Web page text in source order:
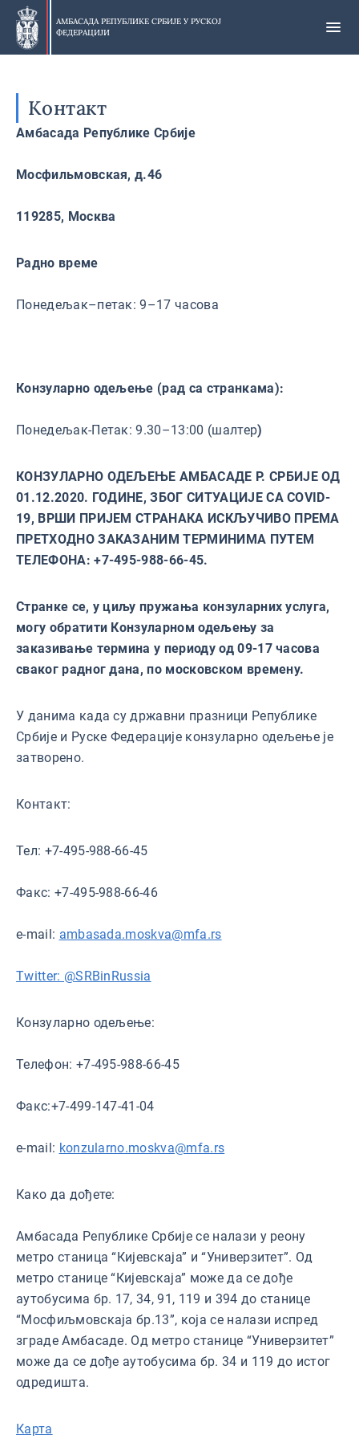
Прескочи
главни
део
АМБАСАДА РЕПУБЛИКЕ СРБИЈЕ У РУСКОЈ
ФЕДЕРАЦИЈИ
Контакт
Амбасада Републике Србије
Мосфильмовская, д.46
119285, Москва
Радно време
Понедељак–петак: 9–17 часова
Конзуларно одељење (рад са странкама):
Понедељак-Петак: 9.30–13:00 (шалтер)
КОНЗУЛАРНО ОДЕЉЕЊЕ АМБАСАДЕ Р. СРБИЈЕ ОД
01.12.2020. ГОДИНЕ, ЗБОГ СИТУАЦИЈЕ СА COVID-
19, ВРШИ ПРИЈЕМ СТРАНАКА ИСКЉУЧИВО ПРЕМА
ПРЕТХОДНО ЗАКАЗАНИМ ТЕРМИНИМА ПУТЕМ
ТЕЛЕФОНА: +7-495-988-66-45.
Странке се, у циљу пружања конзуларних услуга,
могу обратити Конзуларном одељењу за
заказивање термина у периоду од 09-17 часова
сваког радног дана, по московском времену.
У данима када су државни празници Републике
Србије и Руске Федерације конзуларно одељење је
затворено.
Контакт:
Тел: +7-495-988-66-45
Факс: +7-495-988-66-46
e-mail: ambasada.moskva@mfa.rs
Twitter: @SRBinRussia
Конзуларно одељење:
Телефон: +7-495-988-66-45
Факс:+7-499-147-41-04
e-mail: konzularno.moskva@mfa.rs
Како да дођете:
Амбасада Републике Србије се налази у реону
метро станица “Кијевскаја” и “Универзитет”. Од
метро станице “Кијевскаја” може да се дође
аутобусима бр. 17, 34, 91, 119 и 394 до станице
“Мосфиљмовскаја бр.13”, која се налази испред
зграде Амбасаде. Од метро станице “Универзитет”
може да се дође аутобусима бр. 34 и 119 до истог
одредишта.
Карта